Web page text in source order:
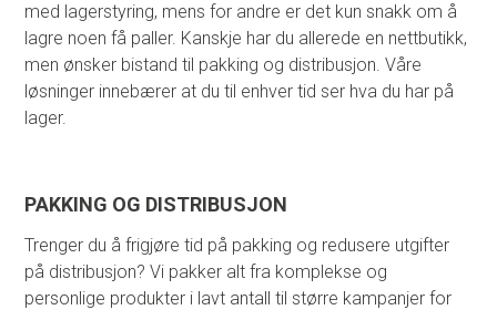
med lagerstyring, mens for andre er det kun snakk om å
lagre noen få paller. Kanskje har du allerede en nettbutikk,
men ønsker bistand til pakking og distribusjon. Våre
løsninger innebærer at du til enhver tid ser hva du har på
lager.
PAKKING OG DISTRIBUSJON
Trenger du å frigjøre tid på pakking og redusere utgifter
på distribusjon? Vi pakker alt fra komplekse og
personlige produkter i lavt antall til større kampanjer for